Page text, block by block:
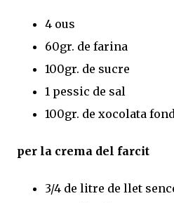
4 ous
60gr. de farina
100gr. de sucre
1 pessic de sal
100gr. de xocolata
per la crema del farcit
3/4 de litre de llet